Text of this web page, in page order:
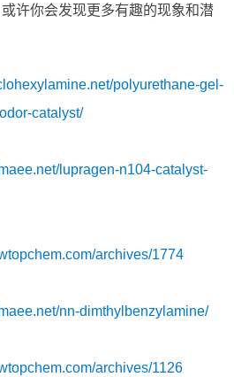
许你会发现更多有趣的现象和潜
polyurethane-gel-
catalyst/
lupragen-n104-catalyst-
archives/1774
nn-dimthylbenzylamine/
archives/1126